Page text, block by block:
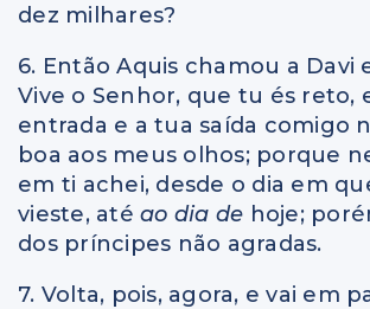
dez milhares?
6. Então Aquis chamou a Davi
Vive o Senhor, que tu és reto,
entrada e a tua saída comigo
boa aos meus olhos; porque
em ti achei, desde o dia em
vieste, até ao dia de hoje;
dos príncipes não agradas.
7. Volta, pois, agora, e vai em